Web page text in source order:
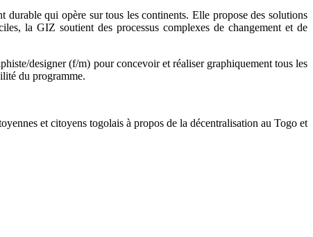
qui opère sur tous les continents. Elle propose des solutions
la GIZ soutient des processus complexes de changement et de
designer (f/m) pour concevoir et réaliser graphiquement tous les
du programme.
et citoyens togolais à propos de la décentralisation au Togo et